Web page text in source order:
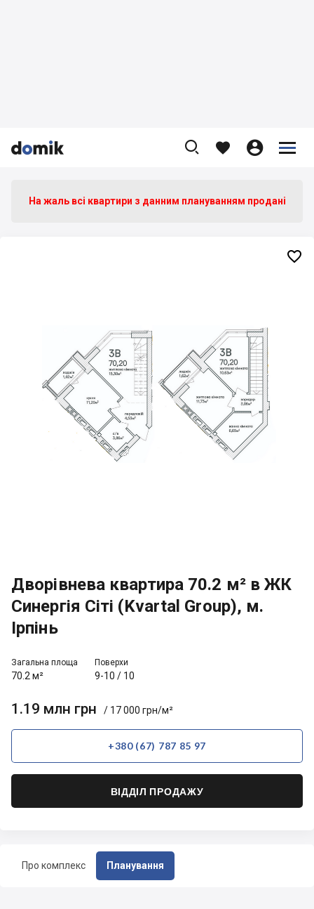


    


Про комплекс Планування
На жаль всі квартири з данним плануванням продані
Дворівнева квартира 70.2 м² в ЖК
Синергія Сіті (Kvartal Group), м.
Ірпінь
Загальна площа
70.2 м²
Поверхи
9-10 / 10
1.19 млн грн / 17 000 грн/м²
+380 (67) 787 85 97
ВІДДІЛ ПРОДАЖУ
